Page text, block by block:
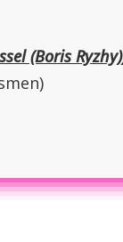
(Boris